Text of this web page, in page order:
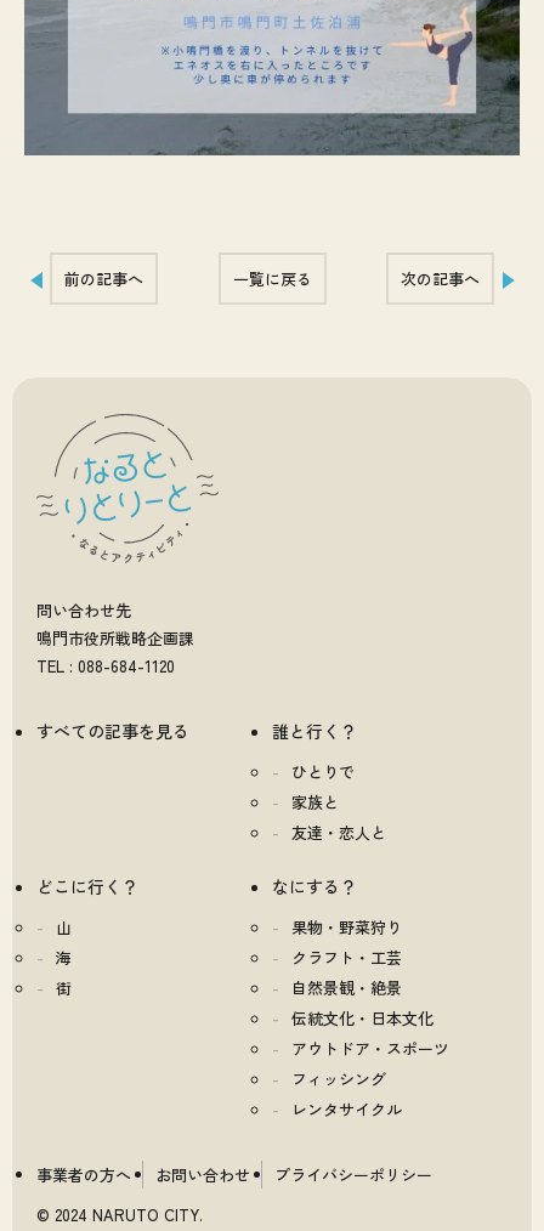
前の記事へ 一覧に戻る 次の記事へ
問い合わせ先
鳴門市役所戦略企画課
TEL : 088-684-1120
すべての記事を見る 誰と行く？
ひとりで
家族と
友達・恋人と
どこに行く？
山
海
街
なにする？
果物・野菜狩り
クラフト・工芸
自然景観・絶景
伝統文化・日本文化
アウトドア・スポーツ
フィッシング
レンタサイクル
事業者の方へ お問い合わせ
プライバシーポリシー
© 2024 NARUTO CITY.